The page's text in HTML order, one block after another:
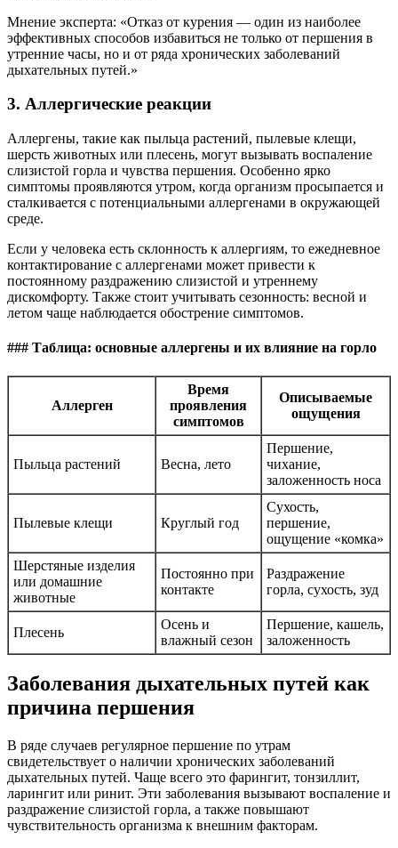
Мнение эксперта: «Отказ от курения — один из наиболее
эффективных способов избавиться не только от першения в
утренние часы, но и от ряда хронических заболеваний
дыхательных путей.»
3. Аллергические реакции
Аллергены, такие как пыльца растений, пылевые клещи,
шерсть животных или плесень, могут вызывать воспаление
слизистой горла и чувства першения. Особенно ярко
симптомы проявляются утром, когда организм просыпается и
сталкивается с потенциальными аллергенами в окружающей
среде.
Если у человека есть склонность к аллергиям, то ежедневное
контактирование с аллергенами может привести к
постоянному раздражению слизистой и утреннему
дискомфорту. Также стоит учитывать сезонность: весной и
летом чаще наблюдается обострение симптомов.
### Таблица: основные аллергены и их влияние на горло
Аллерген
Время
проявления
симптомов
Описываемые
ощущения
Пыльца растений Весна, лето
Першение,
чихание,
заложенность носа
Пылевые клещи Круглый год
Сухость,
першение,
ощущение «комка»
Шерстяные изделия
или домашние
животные
Постоянно при
контакте
Раздражение
горла, сухость, зуд
Плесень
Осень и
влажный сезон
Першение, кашель,
заложенность
Заболевания дыхательных путей как
причина першения
В ряде случаев регулярное першение по утрам
свидетельствует о наличии хронических заболеваний
дыхательных путей. Чаще всего это фарингит, тонзиллит,
ларингит или ринит. Эти заболевания вызывают воспаление и
раздражение слизистой горла, а также повышают
чувствительность организма к внешним факторам.